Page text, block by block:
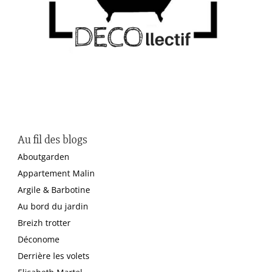
Au fil des blogs
Aboutgarden
Appartement Malin
Argile & Barbotine
Au bord du jardin
Breizh trotter
Déconome
Derrière les volets